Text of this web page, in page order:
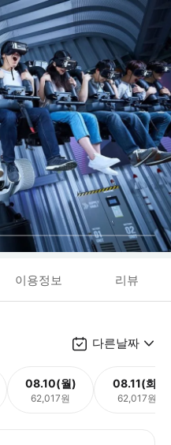
이용정보 리뷰
다른날짜
08.10(월)
62,017원
08.11(화)
62,017원